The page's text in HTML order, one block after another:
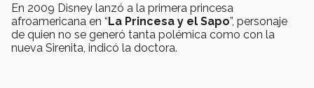
En 2009 Disney lanzó a la primera princesa
afroamericana en “La Princesa y el Sapo”, personaje
de quien no se generó tanta polémica como con la
nueva Sirenita, indicó la doctora.